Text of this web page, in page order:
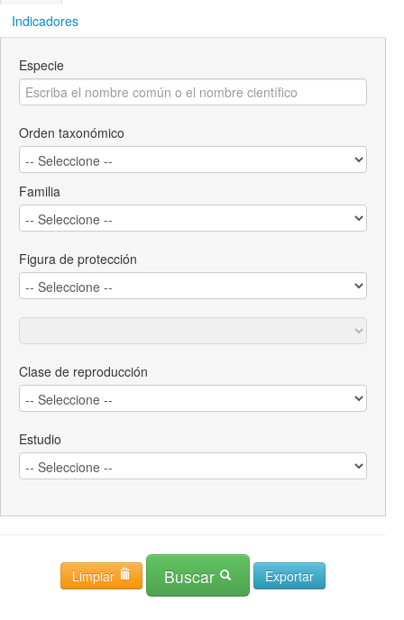
Observadores
Acerca de
Indicadores
Especie
Orden taxonómico
Familia
Figura de protección
Clase de reproducción
Estudio
Limpiar Buscar